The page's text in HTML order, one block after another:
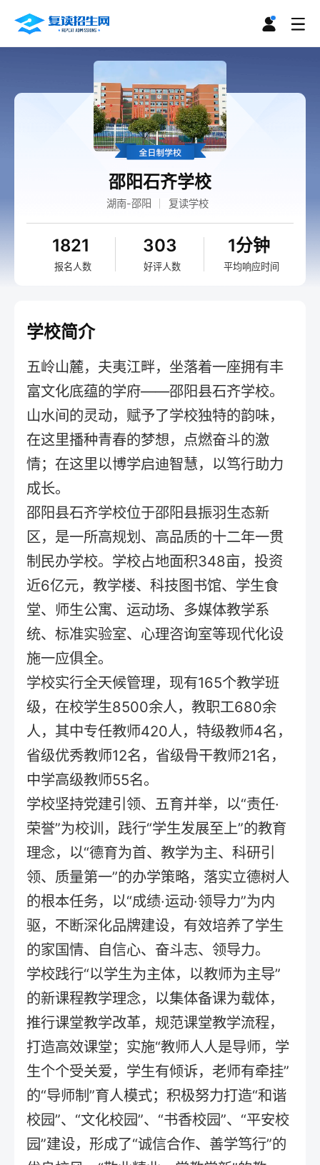
邵阳石齐学校
湖南-邵阳 复读学校
1821
报名人数
303
好评人数
1分钟
平均响应时间
学校简介
五岭山麓，夫夷江畔，坐落着一座拥有丰
富文化底蕴的学府——邵阳县石齐学校。
山水间的灵动，赋予了学校独特的韵味，
在这里播种青春的梦想，点燃奋斗的激
情；在这里以博学启迪智慧，以笃行助力
成长。
邵阳县石齐学校位于邵阳县振羽生态新
区，是一所高规划、高品质的十二年一贯
制民办学校。学校占地面积348亩，投资
近6亿元，教学楼、科技图书馆、学生食
堂、师生公寓、运动场、多媒体教学系
统、标准实验室、心理咨询室等现代化设
施一应俱全。
学校实行全天候管理，现有165个教学班
级，在校学生8500余人，教职工680余
人，其中专任教师420人，特级教师4名，
省级优秀教师12名，省级骨干教师21名，
中学高级教师55名。
学校坚持党建引领、五育并举，以“责任·
荣誉”为校训，践行“学生发展至上”的教育
理念，以“德育为首、教学为主、科研引
领、质量第一”的办学策略，落实立德树人
的根本任务，以“成绩·运动·领导力”为内
驱，不断深化品牌建设，有效培养了学生
的家国情、自信心、奋斗志、领导力。
学校践行“以学生为主体，以教师为主导”
的新课程教学理念，以集体备课为载体，
推行课堂教学改革，规范课堂教学流程，
打造高效课堂；实施“教师人人是导师，学
生个个受关爱，学生有倾诉，老师有牵挂”
的“导师制”育人模式；积极努力打造“和谐
校园”、“文化校园”、“书香校园”、“平安校
园”建设，形成了“诚信合作、善学笃行”的